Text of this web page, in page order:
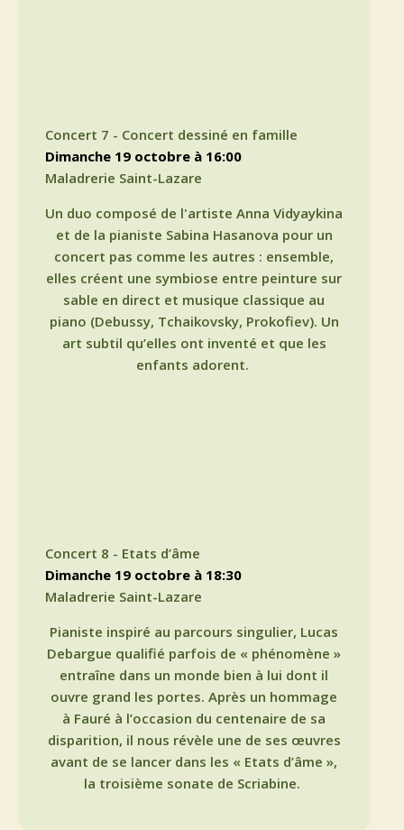
Concert 7 - Concert dessiné en famille
dimanche 19 octobre à 16:00
Maladrerie Saint-Lazare
Un duo composé de l'artiste Anna Vidyaykina
et de la pianiste Sabina Hasanova pour un
concert pas comme les autres : ensemble,
elles créent une symbiose entre peinture sur
sable en direct et musique classique au
piano (Debussy, Tchaikovsky, Prokofiev). Un
art subtil qu’elles ont inventé et que les
enfants adorent.
Concert 8 - Etats d’âme
dimanche 19 octobre à 18:30
Maladrerie Saint-Lazare
Pianiste inspiré au parcours singulier, Lucas
Debargue qualifié parfois de « phénomène »
entraîne dans un monde bien à lui dont il
ouvre grand les portes. Après un hommage
à Fauré à l’occasion du centenaire de sa
disparition, il nous révèle une de ses œuvres
avant de se lancer dans les « Etats d’âme »,
la troisième sonate de Scriabine.